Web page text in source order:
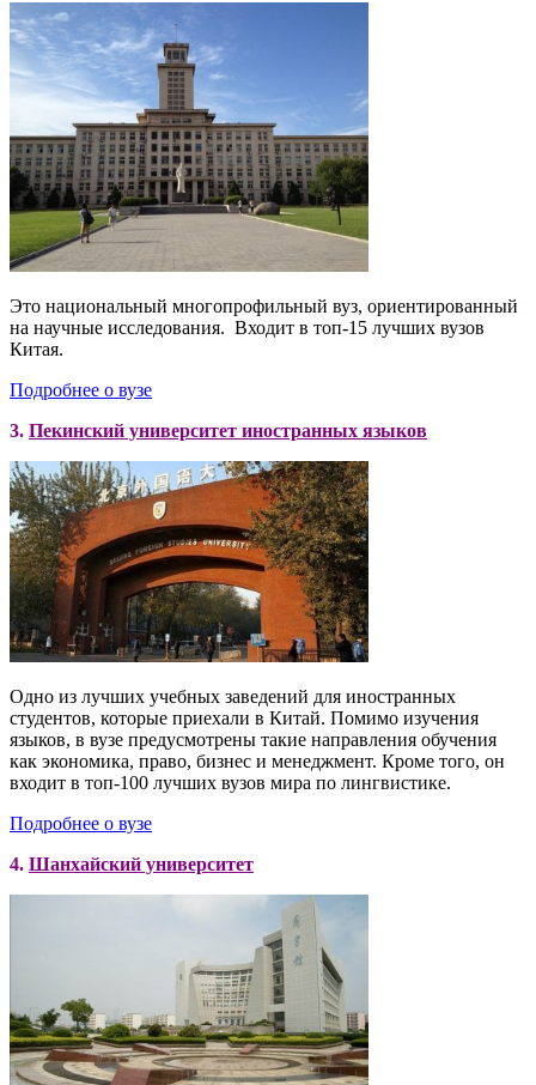
Это национальный многопрофильный вуз, ориентированный
на научные исследования. Входит в топ-15 лучших вузов
Китая.
Подробнее о вузе
3. Пекинский университет иностранных языков
Одно из лучших учебных заведений для иностранных
студентов, которые приехали в Китай. Помимо изучения
языков, в вузе предусмотрены такие направления обучения
как экономика, право, бизнес и менеджмент. Кроме того, он
входит в топ-100 лучших вузов мира по лингвистике.
Подробнее о вузе
4. Шанхайский университет